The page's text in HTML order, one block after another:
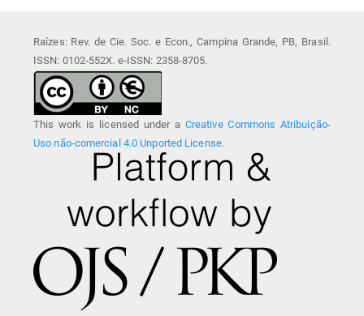
Raízes: Rev. de Cie. Soc. e Econ., Campina Grande, PB, Brasil.
ISSN: 0102-552X. e-ISSN: 2358-8705.
This work is licensed under a Creative Commons Atribuição-
Uso não-comercial 4.0 Unported License.